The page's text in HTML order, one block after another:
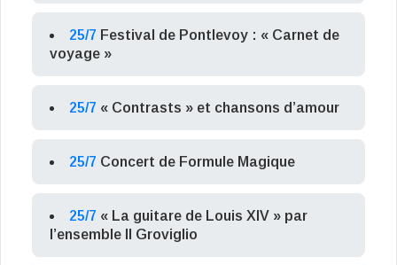
25/7 Festival de Pontlevoy : « Carnet de
voyage »
25/7 « Contrasts » et chansons d’amour
25/7 Concert de Formule Magique
25/7 « La guitare de Louis XIV » par
l’ensemble Il Groviglio